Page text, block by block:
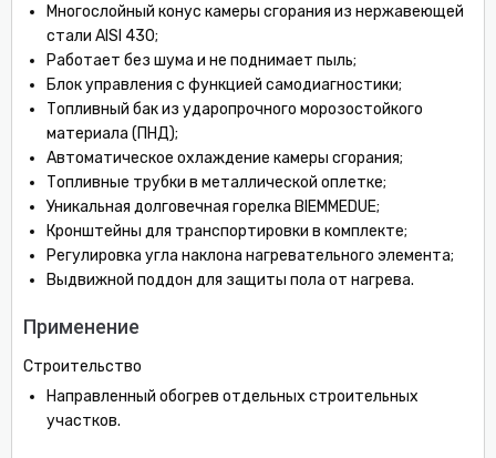
Многослойный конус камеры сгорания из нержавеющей
стали AISI 430;
Работает без шума и не поднимает пыль;
Блок управления с функцией самодиагностики;
Топливный бак из ударопрочного морозостойкого
материала (ПНД);
Автоматическое охлаждение камеры сгорания;
Топливные трубки в металлической оплетке;
Уникальная долговечная горелка BIEMMEDUE;
Кронштейны для транспортировки в комплекте;
Регулировка угла наклона нагревательного элемента;
Выдвижной поддон для защиты пола от нагрева.
Применение
Строительство
Направленный обогрев отдельных строительных
участков.